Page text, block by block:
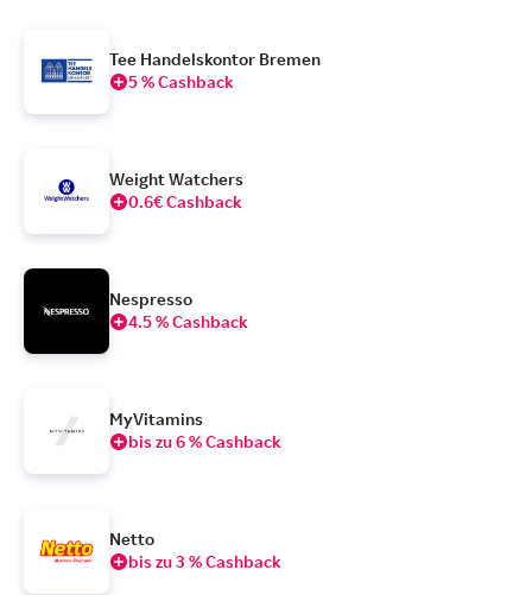
Tee Handelskontor Bremen
5 % Cashback
Weight Watchers
0.6€ Cashback
Nespresso
4.5 % Cashback
MyVitamins
bis zu 6 % Cashback
Netto
bis zu 3 % Cashback